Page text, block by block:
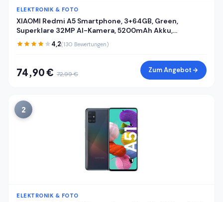
ELEKTRONIK & FOTO
XIAOMI Redmi A5 Smartphone, 3+64GB, Green,
Superklare 32MP AI-Kamera, 5200mAh Akku,
Leistungsstarker Octa-Core-Prozessor, Immersives
6,88" 120Hz Display
4,2(130 Bewertungen)
74,90 € 72,99 € Zum Angebot
2
ELEKTRONIK & FOTO